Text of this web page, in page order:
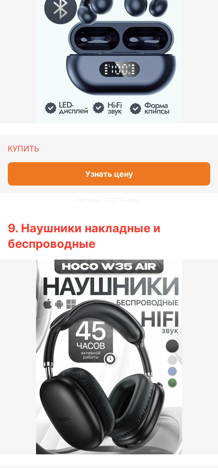
КУПИТЬ
Узнать цену
9. Наушники накладные и
беспроводные